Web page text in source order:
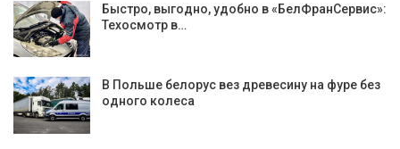
Быстро, выгодно, удобно в «БелФранСервис»:
Техосмотр в…
В Польше белорус вез древесину на фуре без
одного колеса